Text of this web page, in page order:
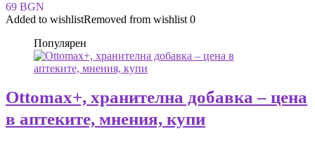
69 BGN
Added to wishlistRemoved from wishlist 0
Популярен
Ottomax+, хранителна добавка – цена
в аптеките, мнения, купи